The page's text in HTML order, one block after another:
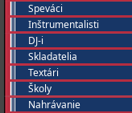
Speváci
Inštrumentalisti
DJ-i
Skladatelia
Textári
Školy
Nahrávanie